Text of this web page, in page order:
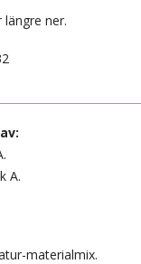
ner.
A.
materialmix.